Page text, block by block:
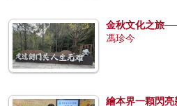
金秋文化之旅
馮珍今
繪本界一顆閃亮